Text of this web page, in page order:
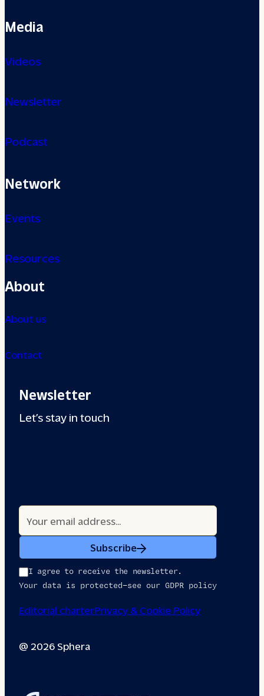
Media
Videos
Newsletter
Podcast
Network
Events
Resources
About
About us
Contact
Newsletter
Let’s stay in touch
Subscribe
I agree to receive the newsletter.
Your data is protected—see our GDPR policy
Editorial charterPrivacy & Cookie Policy
@ 2026 Sphera